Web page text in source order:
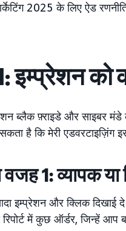
2025 के लिए ऐड
इम्प्रेशन
ब्लैक फ़्राइडे और साइबर मंडे
है कि मेरी एडवरटाइज़िंग
1: व्यापक या
इम्प्रेशन और क्लिक
रिपोर्ट में कुछ ऑर्डर, जिन्हें आप